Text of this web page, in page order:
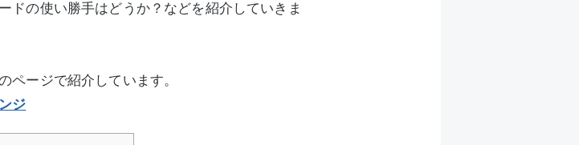
の使い勝手はどうか？などを紹介していきま
ページで紹介しています。
ジ